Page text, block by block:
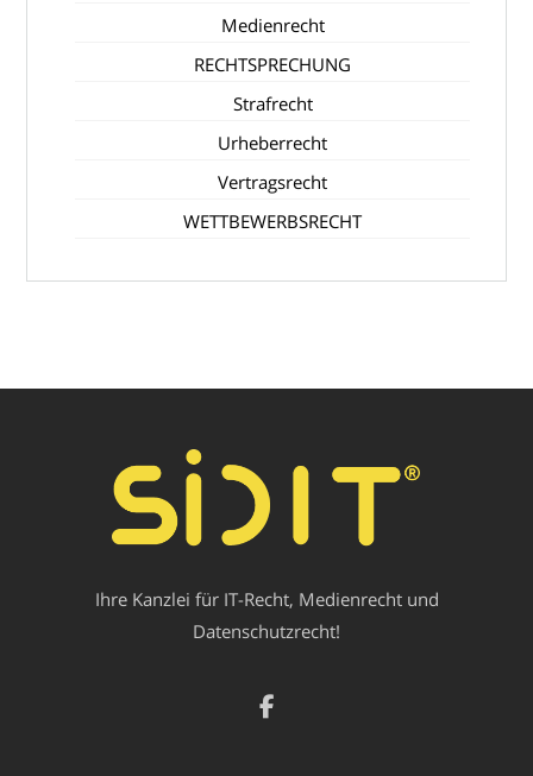
Medienrecht
RECHTSPRECHUNG
Strafrecht
Urheberrecht
Vertragsrecht
WETTBEWERBSRECHT
Ihre Kanzlei für IT-Recht, Medienrecht und
Datenschutzrecht!